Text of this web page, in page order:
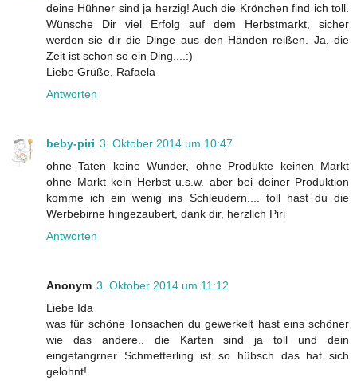
deine Hühner sind ja herzig! Auch die Krönchen find ich toll.
Wünsche Dir viel Erfolg auf dem Herbstmarkt, sicher
werden sie dir die Dinge aus den Händen reißen. Ja, die
Zeit ist schon so ein Ding....:)
Liebe Grüße, Rafaela
Antworten
beby-piri 3. Oktober 2014 um 10:47
ohne Taten keine Wunder, ohne Produkte keinen Markt
ohne Markt kein Herbst u.s.w. aber bei deiner Produktion
komme ich ein wenig ins Schleudern.... toll hast du die
Werbebirne hingezaubert, dank dir, herzlich Piri
Antworten
Anonym 3. Oktober 2014 um 11:12
Liebe Ida
was für schöne Tonsachen du gewerkelt hast eins schöner
wie das andere.. die Karten sind ja toll und dein
eingefangrner Schmetterling ist so hübsch das hat sich
gelohnt!